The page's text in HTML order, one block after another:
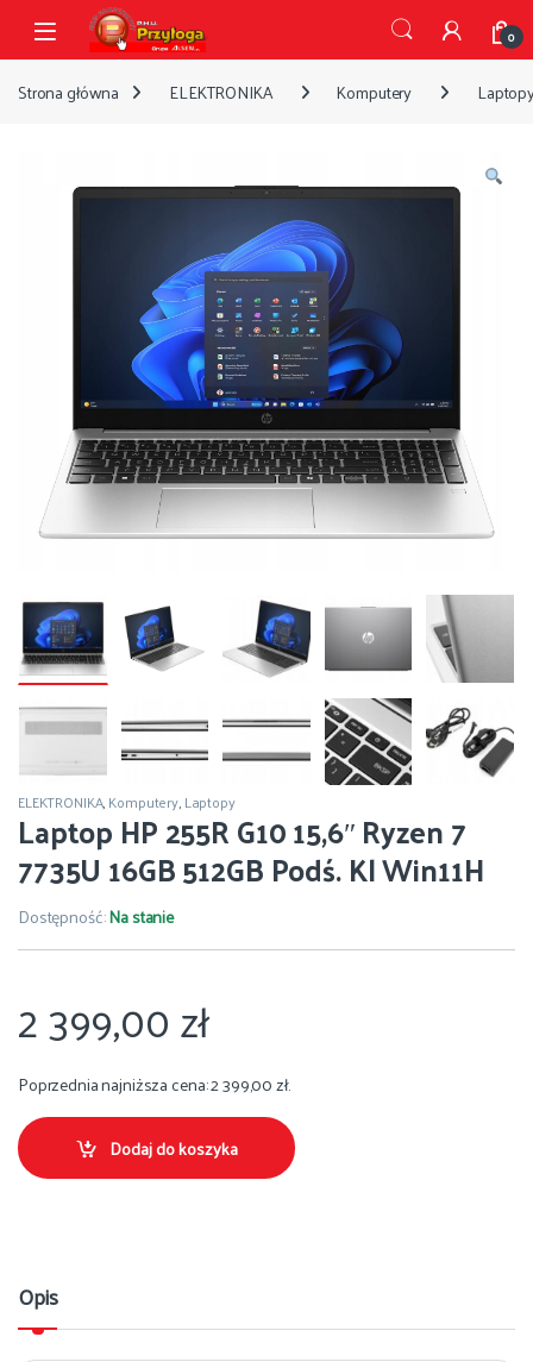
Przejdź do nawigacji
Przejdź do treści
Open 0
Strona główna ELEKTRONIKA Komputery
ELEKTRONIKA,Komputery,Laptopy
Laptop HP 255R G10 15,6″ Ryzen 7
7735U 16GB 512GB Podś. Kl Win11H
Dostępność:Na stanie
2 399,00zł
Poprzednia najniższa cena:2 399,00zł.
Dodaj do koszyka
Opis